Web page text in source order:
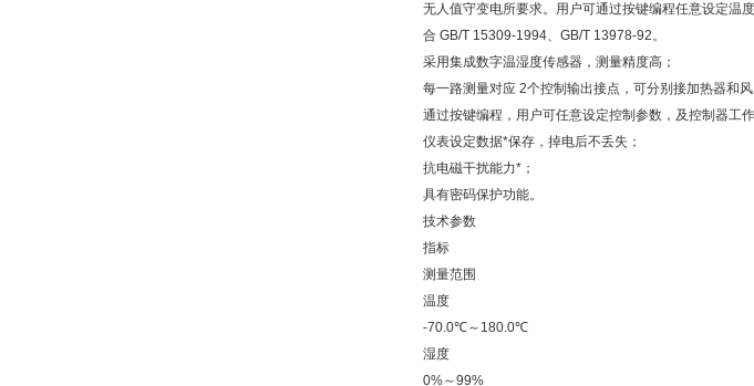
无人值守变电所要求。用户可通过按键编程任意设定温
合 GB/T 15309-1994、GB/T 13978-92。
采用集成数字温湿度传感器，测量精度高；
每一路测量对应 2个控制输出接点，可分别接加热器和风
通过按键编程，用户可任意设定控制参数，及控制器工作
仪表设定数据*保存，掉电后不丢失；
抗电磁干扰能力*；
具有密码保护功能。
技术参数
指标
测量范围
温度
-70.0℃～180.0℃
湿度
0%～99%